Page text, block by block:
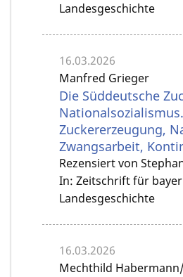
Landesgeschichte
16.03.2026
Manfred Grieger
Die Süddeutsche
Nationalsozialismus.
Zuckererzeugung,
Zwangsarbeit,
Rezensiert von
In: Zeitschrift für
Landesgeschichte
16.03.2026
Mechthild